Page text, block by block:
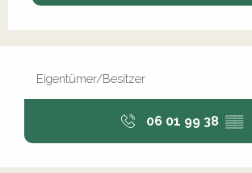
Eigentümer/Besitzer
06 01 99 38 ▒▒